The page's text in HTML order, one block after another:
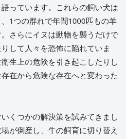
っています。これらの飼い犬は
1つの群れで年間1000匹もの羊
さらにイヌは動物を襲うだけで
して人々を恐怖に陥れていま
生上の危険を引き起こしたりし
在から危険な存在へと変わった
くつかの解決策を試みてきまし
が倒産し、牛の飼育に切り替え